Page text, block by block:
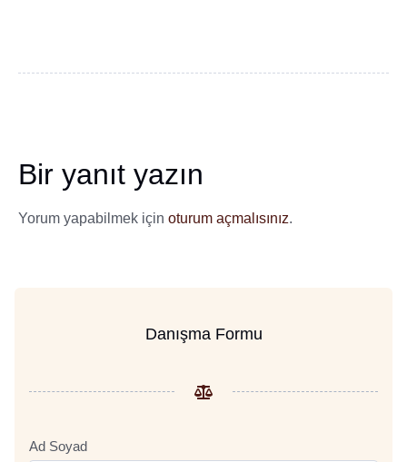
Bir yanıt yazın
Yorum yapabilmek için oturum açmalısınız.
Danışma Formu
Ad Soyad